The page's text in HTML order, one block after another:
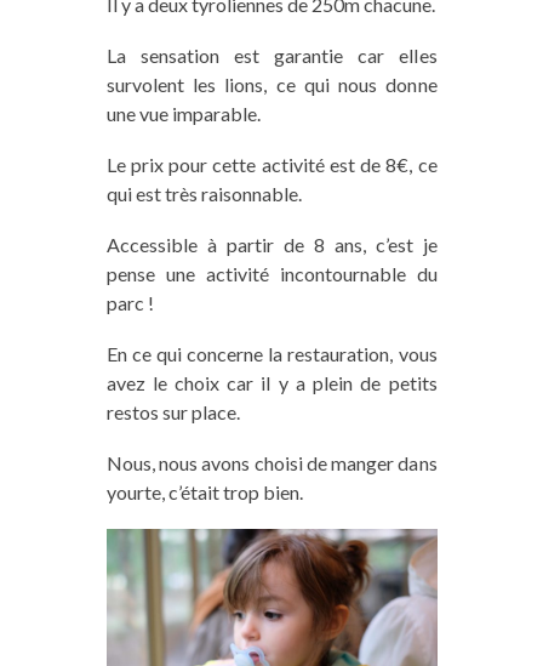
La sensation est garantie car elles
survolent les lions, ce qui nous donne
une vue imparable.
Le prix pour cette activité est de 8€, ce
qui est très raisonnable.
Accessible à partir de 8 ans, c’est je
pense une activité incontournable du
parc !
En ce qui concerne la restauration, vous
avez le choix car il y a plein de petits
restos sur place.
Nous, nous avons choisi de manger dans
yourte, c’était trop bien.